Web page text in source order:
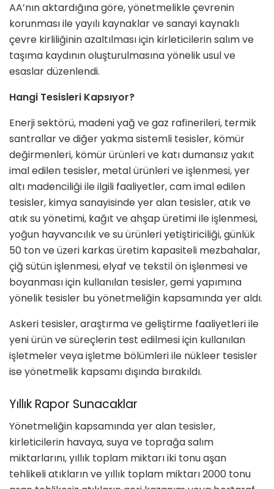
AA’nın aktardığına göre, yönetmelikle çevrenin
korunması ile yayılı kaynaklar ve sanayi kaynaklı
çevre kirliliğinin azaltılması için kirleticilerin salım ve
taşıma kaydının oluşturulmasına yönelik usul ve
esaslar düzenlendi.
Hangi Tesisleri Kapsıyor?
Enerji sektörü, madeni yağ ve gaz rafinerileri, termik
santrallar ve diğer yakma sistemli tesisler, kömür
değirmenleri, kömür ürünleri ve katı dumansız yakıt
imal edilen tesisler, metal ürünleri ve işlenmesi, yer
altı madenciliği ile ilgili faaliyetler, cam imal edilen
tesisler, kimya sanayisinde yer alan tesisler, atık ve
atık su yönetimi, kağıt ve ahşap üretimi ile işlenmesi,
yoğun hayvancılık ve su ürünleri yetiştiriciliği, günlük
50 ton ve üzeri karkas üretim kapasiteli mezbahalar,
çiğ sütün işlenmesi, elyaf ve tekstil ön işlenmesi ve
boyanması için kullanılan tesisler, gemi yapımına
yönelik tesisler bu yönetmeliğin kapsamında yer aldı.
Askeri tesisler, araştırma ve geliştirme faaliyetleri ile
yeni ürün ve süreçlerin test edilmesi için kullanılan
işletmeler veya işletme bölümleri ile nükleer tesisler
ise yönetmelik kapsamı dışında bırakıldı.
Yıllık Rapor Sunacaklar
Yönetmeliğin kapsamında yer alan tesisler,
kirleticilerin havaya, suya ve toprağa salım
miktarlarını, yıllık toplam miktarı iki tonu aşan
tehlikeli atıkların ve yıllık toplam miktarı 2000 tonu